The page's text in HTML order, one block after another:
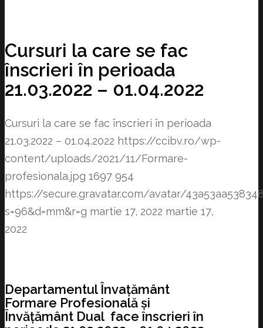
Cursuri la care se fac
înscrieri în perioada
21.03.2022 – 01.04.2022
Cursuri la care se fac înscrieri în perioada
21.03.2022 – 01.04.2022 https://ccibv.ro/wp-
content/uploads/2021/11/Formare-
profesionala.jpg 1697 954
https://secure.gravatar.com/avatar/
s=96&d=mm&r=g martie 17, 2022 martie 17,
2022
Departamentul Învațământ
Formare Profesională și
Învățământ Dual face înscrieri în